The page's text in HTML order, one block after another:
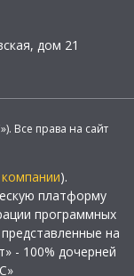
дом 21
Все права на сайт
).
платформу
программных
на
- 100% дочерней